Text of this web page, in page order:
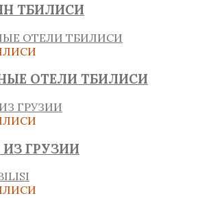
ТБИЛИСИ
ОТЕЛИ ТБИЛИСИ
ГРУЗИИ